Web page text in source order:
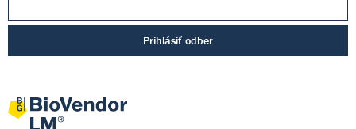
Prihlásiť odber